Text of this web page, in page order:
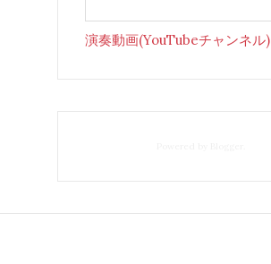
演奏動画(YouTubeチャンネル)